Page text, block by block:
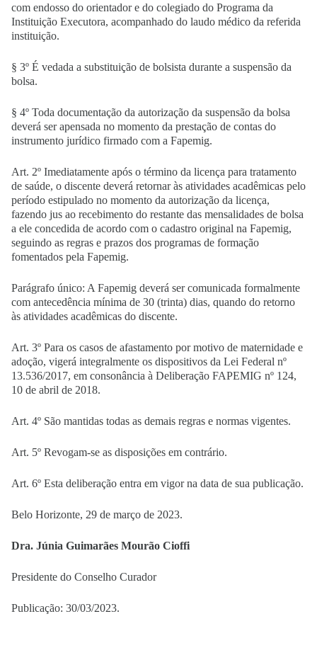
com endosso do orientador e do colegiado do Programa da
Instituição Executora, acompanhado do laudo médico da referida
instituição.
§ 3º É vedada a substituição de bolsista durante a suspensão da
bolsa.
§ 4º Toda documentação da autorização da suspensão da bolsa
deverá ser apensada no momento da prestação de contas do
instrumento jurídico firmado com a Fapemig.
Art. 2º Imediatamente após o término da licença para tratamento
de saúde, o discente deverá retornar às atividades acadêmicas pelo
período estipulado no momento da autorização da licença,
fazendo jus ao recebimento do restante das mensalidades de bolsa
a ele concedida de acordo com o cadastro original na Fapemig,
seguindo as regras e prazos dos programas de formação
fomentados pela Fapemig.
Parágrafo único: A Fapemig deverá ser comunicada formalmente
com antecedência mínima de 30 (trinta) dias, quando do retorno
às atividades acadêmicas do discente.
Art. 3º Para os casos de afastamento por motivo de maternidade e
adoção, vigerá integralmente os dispositivos da Lei Federal nº
13.536/2017, em consonância à Deliberação FAPEMIG nº 124,
10 de abril de 2018.
Art. 4º São mantidas todas as demais regras e normas vigentes.
Art. 5º Revogam-se as disposições em contrário.
Art. 6º Esta deliberação entra em vigor na data de sua publicação.
Belo Horizonte, 29 de março de 2023.
Dra. Júnia Guimarães Mourão Cioffi
Presidente do Conselho Curador
Publicação: 30/03/2023.